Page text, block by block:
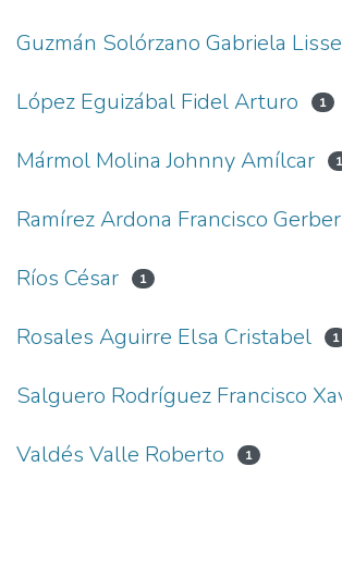
Guzmán Solórzano Gabriela
López Eguizábal Fidel Arturo 1
Mármol Molina Johnny Amílcar 1
Ramírez Ardona Francisco Gerber
Ríos César 1
Rosales Aguirre Elsa Cristabel 1
Salguero Rodríguez Francisco
Valdés Valle Roberto 1